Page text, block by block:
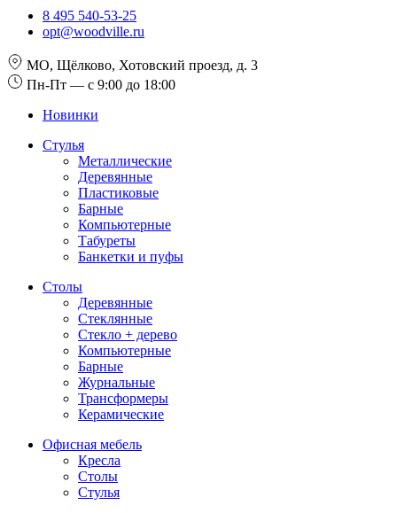
8 495 540-53-25
opt@woodville.ru
МО, Щёлково, Хотовский проезд, д. 3
Пн-Пт — с 9:00 до 18:00
Новинки
Стулья
Металлические
Деревянные
Пластиковые
Барные
Компьютерные
Табуреты
Банкетки и пуфы
Столы
Деревянные
Стеклянные
Стекло + дерево
Компьютерные
Барные
Журнальные
Трансформеры
Керамические
Офисная мебель
Кресла
Столы
Стулья